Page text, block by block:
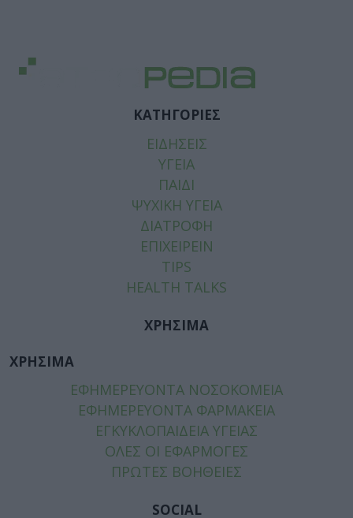
ΚΑΤΗΓΟΡΙΕΣ
ΕΙΔΗΣΕΙΣ
ΥΓΕΙΑ
ΠΑΙΔΙ
ΨΥΧΙΚΗ ΥΓΕΙΑ
ΔΙΑΤΡΟΦΗ
ΕΠΙΧΕΙΡΕΙΝ
TIPS
HEALTH TALKS
ΧΡΗΣΙΜΑ
ΧΡΗΣΙΜΑ
ΕΦΗΜΕΡΕΥΟΝΤΑ ΝΟΣΟΚΟΜΕΙΑ
ΕΦΗΜΕΡΕΥΟΝΤΑ ΦΑΡΜΑΚΕΙΑ
ΕΓΚΥΚΛΟΠΑΙΔΕΙΑ ΥΓΕΙΑΣ
ΟΛΕΣ ΟΙ ΕΦΑΡΜΟΓΕΣ
ΠΡΩΤΕΣ ΒΟΗΘΕΙΕΣ
SOCIAL